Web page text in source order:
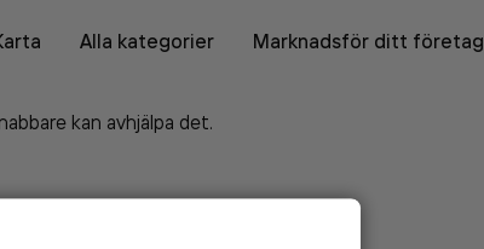
Alla kategorier Marknadsför ditt företag
kan avhjälpa det.